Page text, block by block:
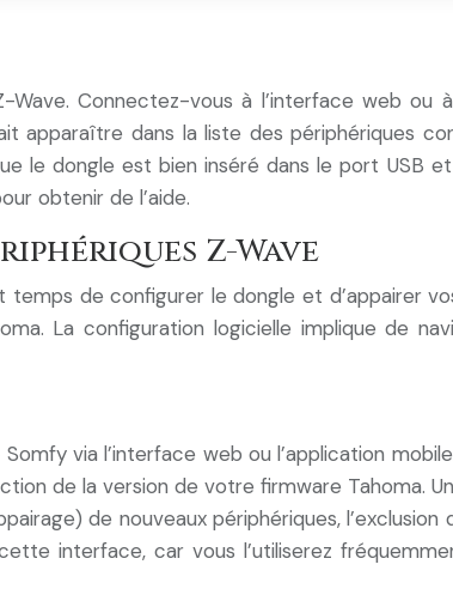
Connectez-vous à l’interface web ou
dans la liste des périphériques
dongle est bien inséré dans le port USB et
obtenir de l’aide.
Z-Wave
de configurer le dongle et d’appairer
La configuration logicielle implique de
via l’interface web ou l’application
de la version de votre firmware Tahoma.
de nouveaux périphériques,
interface, car vous l’utiliserez